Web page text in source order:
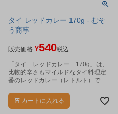
タイ レッドカレー 170g - むそ
う商事
販売価格 ¥540税込
「タイ レッドカレー 170g」は、
比較的辛さもマイルドなタイ料理定
番のレッドカレー（レトルト）で
カートに入れる